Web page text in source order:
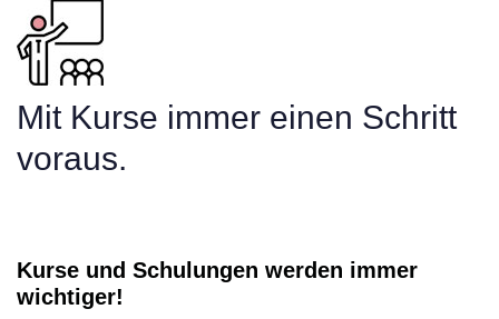
Mit Kurse immer einen Schritt
voraus.
Kurse und Schulungen werden immer
wichtiger!